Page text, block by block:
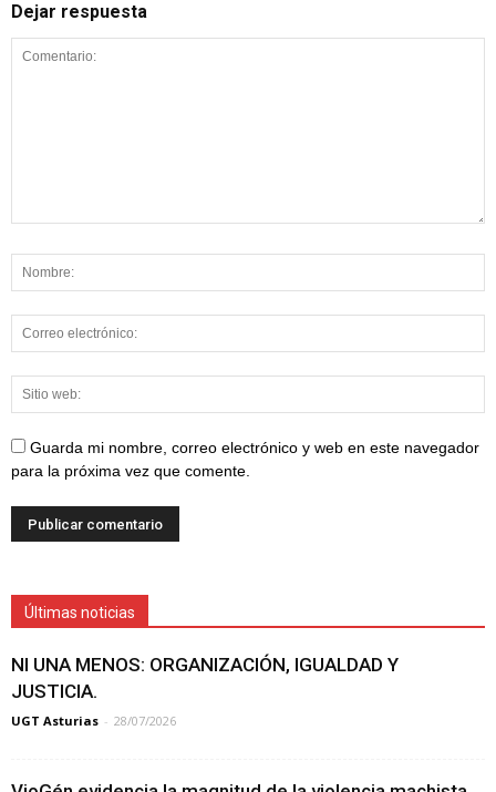
Dejar respuesta
Guarda mi nombre, correo electrónico y web en este navegador
para la próxima vez que comente.
Últimas noticias
NI UNA MENOS: ORGANIZACIÓN, IGUALDAD Y
JUSTICIA.
UGT Asturias - 28/07/2026